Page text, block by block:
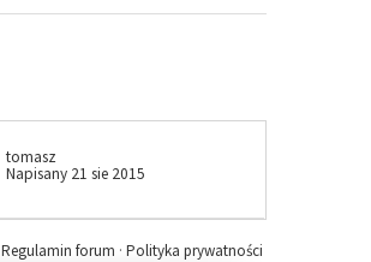
tomasz
Napisany 21 sie 2015
Polityka prywatności
Regulamin forum ·